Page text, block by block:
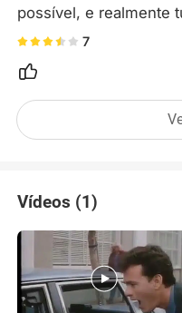
possível, e realmente
7
Vídeos (1)